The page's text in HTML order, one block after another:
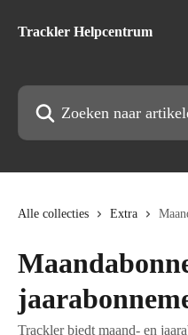
Trackler Helpcentrum
Zoeken naar artikelen ...
Alle collecties Extra
Trackler biedt maand‑ en